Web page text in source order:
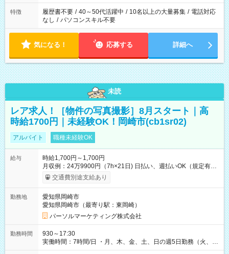
特徴 履歴書不要 / 40～50代活躍中 / 10名以上の大量募集 / 電話対応
なし / パソコンスキル不要
気になる！ 応募する 詳細へ
未読
レア求人！［物件の写真撮影］8月スタート｜高
時給1700円｜未経験OK！岡崎市(cb1sr02)
アルバイト 職種未経験OK
給与
時給1,700円～1,700円
月収例：24万9900円（7h×21日) 日払い、週払いOK（規定有
り） 【試用期間】試用期間なし
交通費別途支給あり
勤務地
愛知県岡崎市
愛知県岡崎市（最寄り駅：東岡崎）
パーソルマーケティング株式会社
勤務時間
930～17:30
実働時間：7時間/日 ・月、木、金、土、日の週5日勤務（火、水
は固定休です／夏季、年末年始等、長期休暇有り！） ・ワンシ